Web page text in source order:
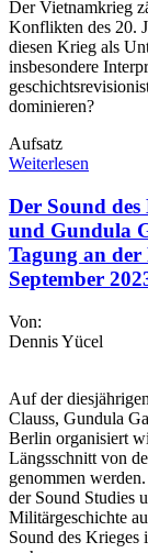
Der Vietnamkrieg
Konflikten des 20.
diesen Krieg als
insbesondere
dominieren?
Aufsatz
Weiterlesen
Der Sound
und Gundula
Tagung an der
September
Von:
Dennis Yücel
Auf der
Clauss, Gundula
Berlin organisiert
Längsschnitt von
genommen
der Sound Studies
Militärgeschichte
Sound des Krieges